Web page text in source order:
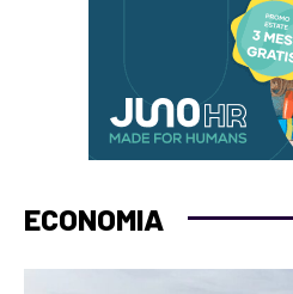
ECONOMIA